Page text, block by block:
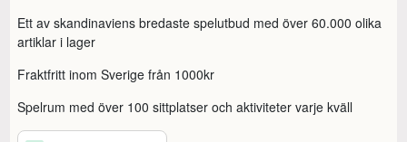
Ett av skandinaviens bredaste spelutbud med över 60.000 olika
artiklar i lager
Fraktfritt inom Sverige från 1000kr
Spelrum med över 100 sittplatser och aktiviteter varje kväll